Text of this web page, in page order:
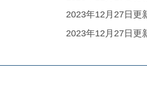
2023年12月27日更
2023年12月27日更